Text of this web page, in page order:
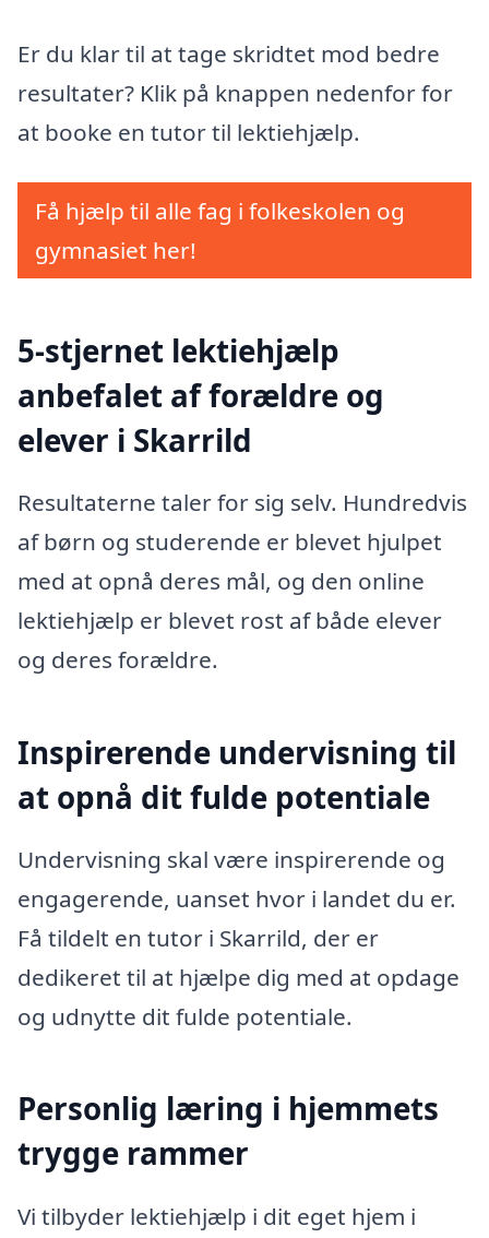
Er du klar til at tage skridtet mod bedre
resultater? Klik på knappen nedenfor for
at booke en tutor til lektiehjælp.
Få hjælp til alle fag i folkeskolen og
gymnasiet her!
5-stjernet lektiehjælp
anbefalet af forældre og
elever i Skarrild
Resultaterne taler for sig selv. Hundredvis
af børn og studerende er blevet hjulpet
med at opnå deres mål, og den online
lektiehjælp er blevet rost af både elever
og deres forældre.
Inspirerende undervisning til
at opnå dit fulde potentiale
Undervisning skal være inspirerende og
engagerende, uanset hvor i landet du er.
Få tildelt en tutor i Skarrild, der er
dedikeret til at hjælpe dig med at opdage
og udnytte dit fulde potentiale.
Personlig læring i hjemmets
trygge rammer
Vi tilbyder lektiehjælp i dit eget hjem i